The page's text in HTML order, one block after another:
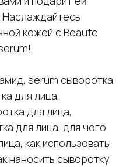
Наслаждайтесь
кожей с Beaute
serum сыворотка
для лица,
для лица,
для лица, для чего
как использовать
наносить сыворотку